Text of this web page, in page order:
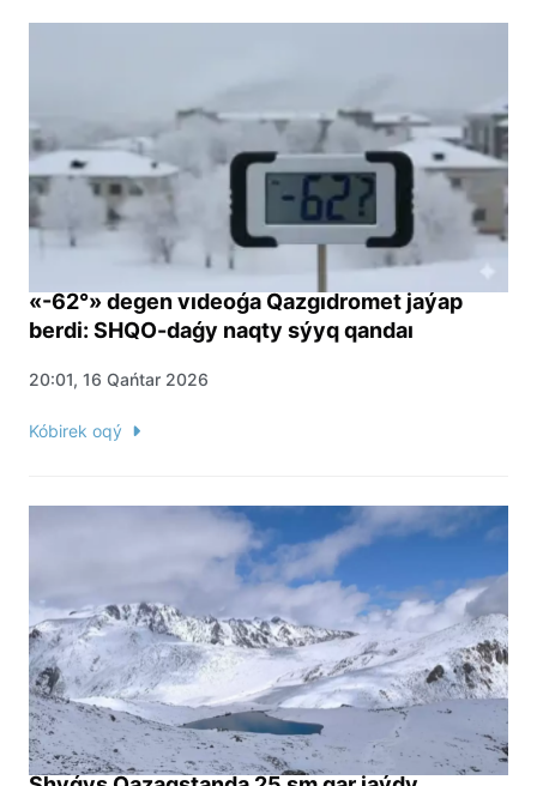
«-62°» degen vıdeoǵa Qazgıdromet jaýap
berdi: SHQO-daǵy naqty sýyq qandaı
20:01, 16 Qańtar 2026
Kóbirek oqý